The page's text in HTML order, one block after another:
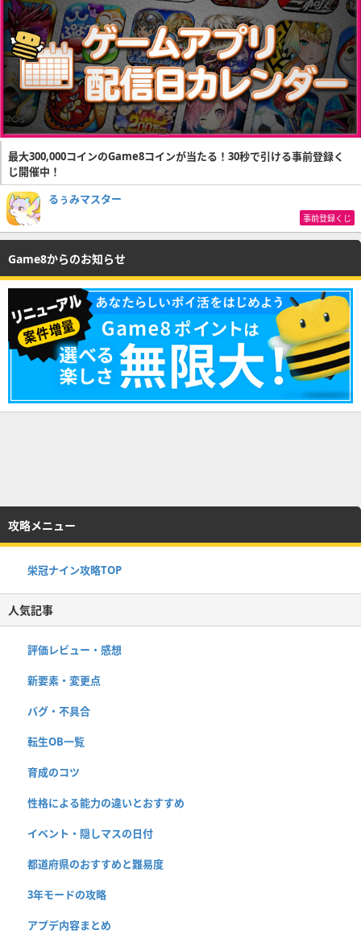
最大300,000コインのGame8コインが当たる！30秒で引ける事前登録く
じ開催中！
るぅみマスター
事前登録くじ
Game8からのお知らせ
攻略メニュー
栄冠ナイン攻略TOP
人気記事
評価レビュー・感想
新要素・変更点
バグ・不具合
転生OB一覧
育成のコツ
性格による能力の違いとおすすめ
イベント・隠しマスの日付
都道府県のおすすめと難易度
3年モードの攻略
アプデ内容まとめ